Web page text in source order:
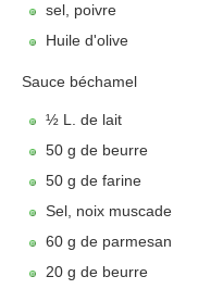
sel, poivre
Huile d'olive
Sauce béchamel
½ L. de lait
50 g de beurre
50 g de farine
Sel, noix muscade
60 g de parmesan
20 g de beurre